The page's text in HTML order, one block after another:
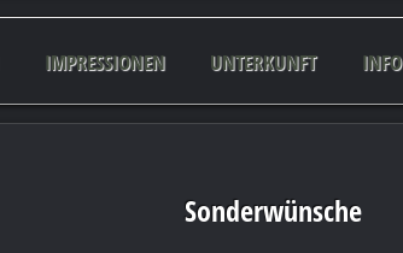
IMPRESSIONEN UNTERKUNFT INFO
Sonderwünsche